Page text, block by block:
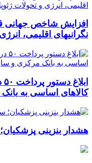
افزایش شاخص جهانی
نگرانیهای اقلیمی،
کالاهای اساسی به
هشدار بنزینی